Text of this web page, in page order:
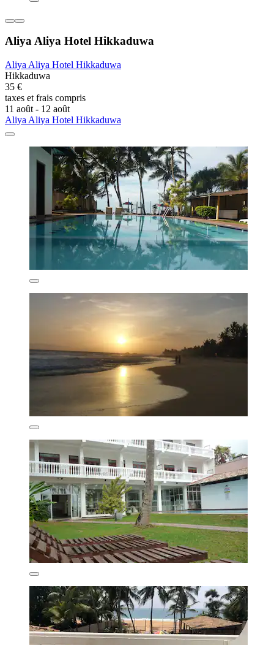
Aliya Aliya Hotel Hikkaduwa
Aliya Aliya Hotel Hikkaduwa
Hikkaduwa
35 €
taxes et frais compris
11 août - 12 août
Aliya Aliya Hotel Hikkaduwa